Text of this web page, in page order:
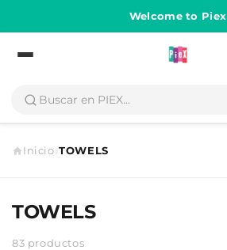
al contenido
Welcome to Piex
Inicio›TOWELS
TOWELS
83 productos